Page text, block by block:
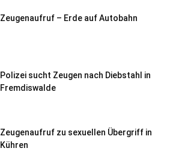
Zeugenaufruf – Erde auf Autobahn
Polizei sucht Zeugen nach Diebstahl in
Fremdiswalde
Zeugenaufruf zu sexuellen Übergriff in
Kühren